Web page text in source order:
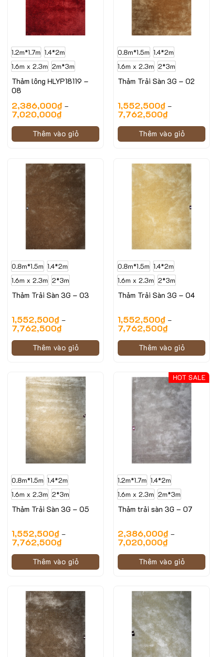
1.2m*1.7m 1.4*2m
1.6m x 2.3m 2m*3m
Thảm lông HLYP18119 –
08
2,386,000₫–
7,020,000₫
Thêm vào giỏ
0.8m*1.5m 1.4*2m
1.6m x 2.3m 2*3m
Thảm Trải Sàn 3G – 02
1,552,500₫–
7,762,500₫
Thêm vào giỏ
0.8m*1.5m 1.4*2m
1.6m x 2.3m 2*3m
Thảm Trải Sàn 3G – 03
1,552,500₫–
7,762,500₫
Thêm vào giỏ
0.8m*1.5m 1.4*2m
1.6m x 2.3m 2*3m
Thảm Trải Sàn 3G – 04
1,552,500₫–
7,762,500₫
Thêm vào giỏ
0.8m*1.5m 1.4*2m
1.6m x 2.3m 2*3m
Thảm Trải Sàn 3G – 05
1,552,500₫–
7,762,500₫
Thêm vào giỏ
HOT SALE
1.2m*1.7m 1.4*2m
1.6m x 2.3m 2m*3m
Thảm trải sàn 3G – 07
2,386,000₫–
7,020,000₫
Thêm vào giỏ